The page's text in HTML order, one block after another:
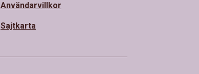
Användarvillkor
Sajtkarta